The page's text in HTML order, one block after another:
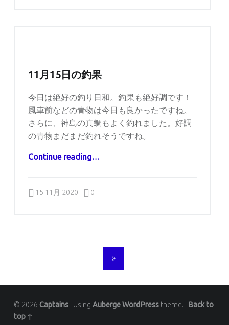
11月15日の釣果
今日は絶好の釣り日和。釣果も絶好調です！
風車前などの青物は今日も良かったですね。
さらに、神島の真鯛もよく釣れました。好調
の青物まだまだ釣れそうですね。
Continue reading“11月15日の釣果”
…
15 11月 2020
captains Comments:0
»
© 2026 Captains Using AubergeWordPresstheme.
Back to
top ↑